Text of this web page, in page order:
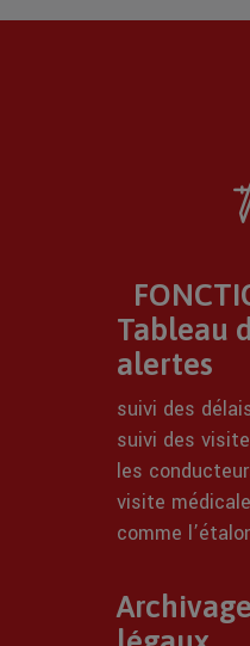
Tableau
alertes
suivi des
suivi des
les
visite
comme